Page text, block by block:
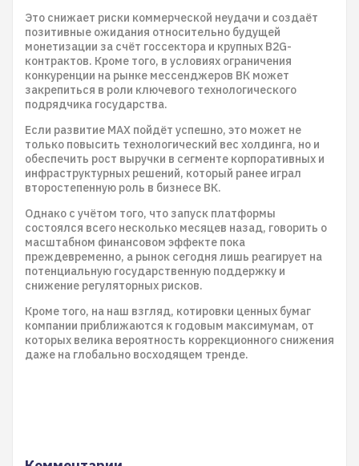
Это снижает риски коммерческой неудачи и создаёт
позитивные ожидания относительно будущей
монетизации за счёт госсектора и крупных B2G-
контрактов. Кроме того, в условиях ограничения
конкуренции на рынке мессенджеров ВК может
закрепиться в роли ключевого технологического
подрядчика государства.
Если развитие MAX пойдёт успешно, это может не
только повысить технологический вес холдинга, но и
обеспечить рост выручки в сегменте корпоративных и
инфраструктурных решений, который ранее играл
второстепенную роль в бизнесе ВК.
Однако с учётом того, что запуск платформы
состоялся всего несколько месяцев назад, говорить о
масштабном финансовом эффекте пока
преждевременно, а рынок сегодня лишь реагирует на
потенциальную государственную поддержку и
снижение регуляторных рисков.
Кроме того, на наш взгляд, котировки ценных бумаг
компании приближаются к годовым максимумам, от
которых велика вероятность коррекционного снижения
даже на глобально восходящем тренде.